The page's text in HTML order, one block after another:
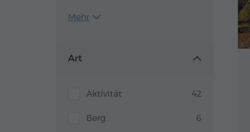
Mehr
Art
Aktivität 42
Berg 6